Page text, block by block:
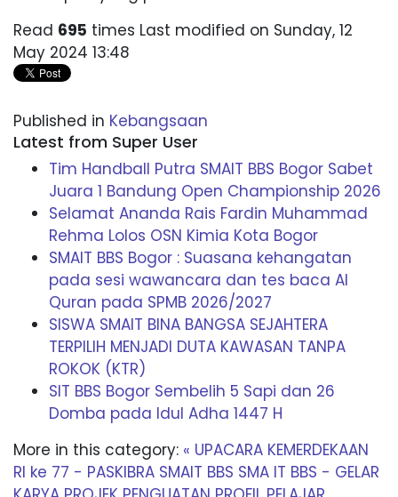
Read 695 times Last modified on Sunday, 12
May 2024 13:48
Published in Kebangsaan
Latest from Super User
Tim Handball Putra SMAIT BBS Bogor Sabet
Juara 1 Bandung Open Championship 2026
Selamat Ananda Rais Fardin Muhammad
Rehma Lolos OSN Kimia Kota Bogor
SMAIT BBS Bogor : Suasana kehangatan
pada sesi wawancara dan tes baca Al
Quran pada SPMB 2026/2027
SISWA SMAIT BINA BANGSA SEJAHTERA
TERPILIH MENJADI DUTA KAWASAN TANPA
ROKOK (KTR)
SIT BBS Bogor Sembelih 5 Sapi dan 26
Domba pada Idul Adha 1447 H
More in this category: « UPACARA KEMERDEKAAN
RI ke 77 - PASKIBRA SMAIT BBS SMA IT BBS - GELAR